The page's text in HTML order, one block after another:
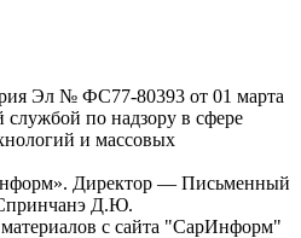
Эл № ФС77-80393 от 01 марта
службой по надзору в сфере
и массовых
Директор — Письменный
Д.Ю.
с сайта "СарИнформ"